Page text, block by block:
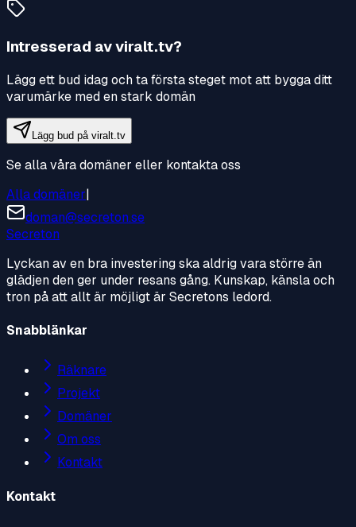
Intresserad avviralt.tv?
Lägg ett bud idag och ta första steget mot att bygga ditt
varumärke med en stark domän
Lägg bud på viralt.tv
Se alla våra domäner eller kontakta oss
Alla domäner|
doman@secreton.se
Secreton
Lyckan av en bra investering ska aldrig vara större än
glädjen den ger under resans gång. Kunskap, känsla och
tron på att allt är möjligt är Secretons ledord.
Snabblänkar
Räknare
Projekt
Domäner
Om oss
Kontakt
Kontakt